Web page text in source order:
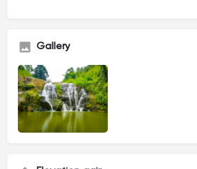
Gallery